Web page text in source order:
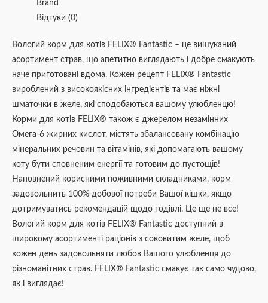
Brand
Відгуки (0)
Вологий корм для котів FELIX® Fantastic – це вишуканий
асортимент страв, що апетитно виглядають і добре смакують
наче приготовані вдома. Кожен рецепт FELIX® Fantastic
вироблений з високоякісних інгрeдієнтів та має ніжні
шматочки в желе, які сподобаються вашому улюбленцю!
Корми для котів FELIX® також є джерелом незамінних
Омега-6 жирних кислот, містять збалансовану комбінацію
мінеральних речовин та вітамінів, які допомагають вашому
коту бути сповненим енергії та готовим до пустощів!
Наповнений корисними поживними складниками, корм
задовольнить 100% добової потреби Вашої кішки, якщо
дотримуватись рекомендацій щодо годівлі. Це ще не все!
Вологий корм для котів FELIX® Fantastic доступний в
широкому асортименті раціонів з соковитим желе, щоб
кожен день задовольняти любов Вашого улюбленця до
різноманітних страв. FELIX® Fantastic смакує так само чудово,
як і виглядає!